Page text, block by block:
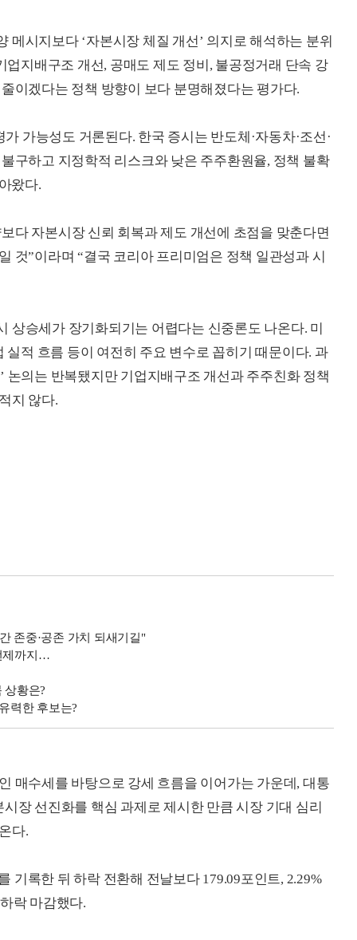
시지보다 ‘자본시장 체질 개선’ 의지로 해석하는 분위
지배구조 개선, 공매도 제도 정비, 불공정거래 단속 강
이겠다는 정책 방향이 보다 분명해졌다는 평가다.
가능성도 거론된다. 한국 증시는 반도체·자동차·조선·
구하고 지정학적 리스크와 낮은 주주환원율, 정책 불확
왔다.
다 자본시장 신뢰 회복과 제도 개선에 초점을 맞춘다면
것”이라며 “결국 코리아 프리미엄은 정책 일관성과 시
상승세가 장기화되기는 어렵다는 신중론도 나온다. 미
적 흐름 등이 여전히 주요 변수로 꼽히기 때문이다. 과
논의는 반복됐지만 기업지배구조 개선과 주주친화 정책
지 않다.
존중·공존 가치 되새기길"
제까지…
상황은?
력한 후보는?
매수세를 바탕으로 강세 흐름을 이어가는 가운데, 대통
장 선진화를 핵심 과제로 제시한 만큼 시장 기대 심리
다.
기록한 뒤 하락 전환해 전날보다 179.09포인트, 2.29%
락 마감했다.